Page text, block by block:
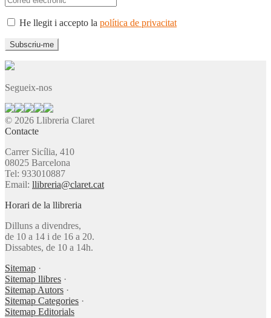
He llegit i accepto la política de privacitat
Segueix-nos
© 2026 Llibreria Claret
Contacte
Carrer Sicília, 410
08025 Barcelona
Tel: 933010887
Email: llibreria@claret.cat
Horari de la llibreria
Dilluns a divendres,
de 10 a 14 i de 16 a 20.
Dissabtes, de 10 a 14h.
Sitemap ·
Sitemap llibres ·
Sitemap Autors ·
Sitemap Categories ·
Sitemap Editorials